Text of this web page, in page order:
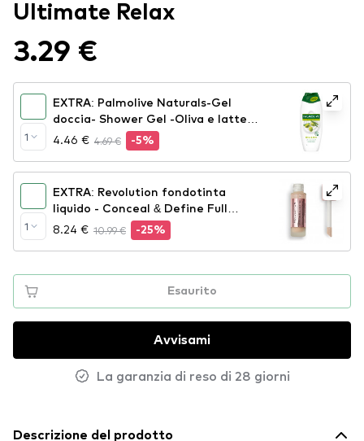
Ultimate Relax
3.29 €
1
EXTRA: Palmolive Naturals-Gel
doccia- Shower Gel -Oliva e latte-
Olive & Milk (500ml)
4.46 € 4.69 € -5%
1
EXTRA: Revolution fondotinta
liquido - Conceal & Define Full
Coverage Foundation - F4
8.24 € 10.99 € -25%
Esaurito
Avvisami
La garanzia di reso di 28 giorni
Descrizione del prodotto